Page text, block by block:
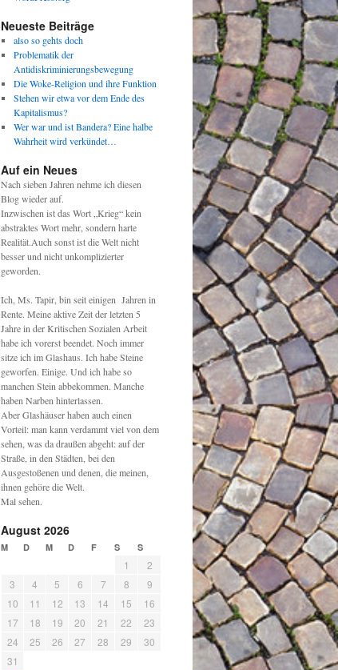
Neueste Beiträge
also so gehts doch
Problematik der
Antidiskriminierungsbewegung
Die Woke-Religion und ihre Funktion
Stehen wir etwa vor dem Ende des
Kapitalismus?
Wer war und ist Bandera? Eine halbe
Wahrheit wird verkündet…
Auf ein Neues
Nach sieben Jahren nehme ich diesen
Blog wieder auf.
Inzwischen ist das Wort „Krieg“ kein
abstraktes Wort mehr, sondern harte
Realität.Auch sonst ist die Welt nicht
besser und nicht unkomplizierter
geworden.
Ich, Ms. Tapir, bin seit einigen Jahren in
Rente. Meine aktive Zeit der letzten 5
Jahre in der Kritischen Sozialen Arbeit
habe ich vorerst beendet. Noch immer
sitze ich im Glashaus. Ich habe Steine
geworfen. Einige. Und ich habe so
manchen Stein abbekommen. Manche
haben Narben hinterlassen.
Aber Glashäuser haben auch einen
Vorteil: man kann verdammt viel von dem
sehen, was da draußen abgeht: auf der
Straße, in den Städten, bei den
Ausgestoßenen und denen, die meinen,
ihnen gehöre die Welt.
Mal sehen.
August 2026
M D M D F S S
1
2
3
4 5 6 7 8
9
10
11 12 13 14 15
16
17
18 19 20 21 22
23
24
25 26 27 28 29
30
31